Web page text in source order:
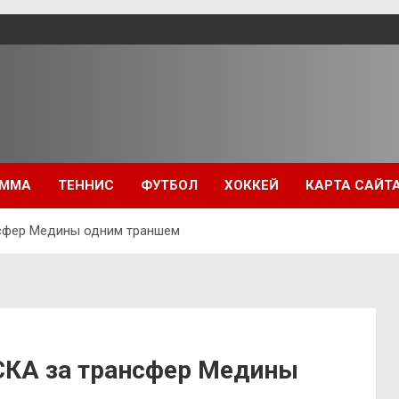
ММА ТЕННИС ФУТБОЛ ХОККЕЙ КАРТА
Медины одним траншем
за трансфер Медины